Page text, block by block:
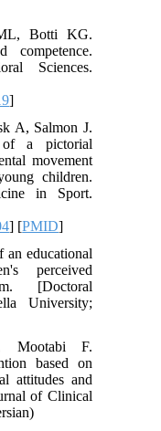
Jr, Signorella ML,
and perceived
of Behavioral
0739986316632319
Ridgers ND, Zask A,
and reliability of a
assessing fundamental
competence in young
and Medicine
j.jsams.2013.12.004
The influence of an
on children's
and self-esteem.
Minnesota: Capella
M, Shahidi S,
of group intervention
on dysfunctional
girls. Journal
74. (Persian)